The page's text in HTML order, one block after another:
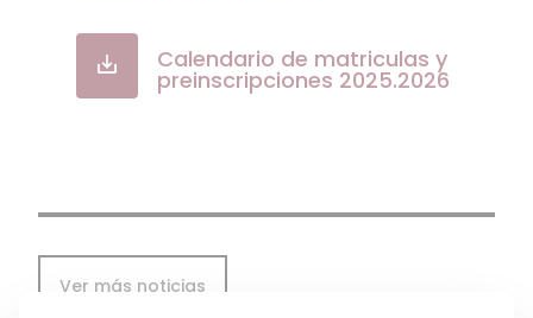
Calendario de matriculas y
preinscripciones 2025.2026
Ver más noticias